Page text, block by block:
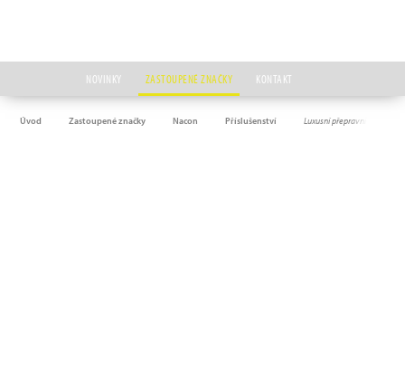
NOVINKY ZASTOUPENÉ ZNAČKY KONTAKT
Úvod Zastoupené značky Nacon Příslušenství Luxusní přepravní pouzdro